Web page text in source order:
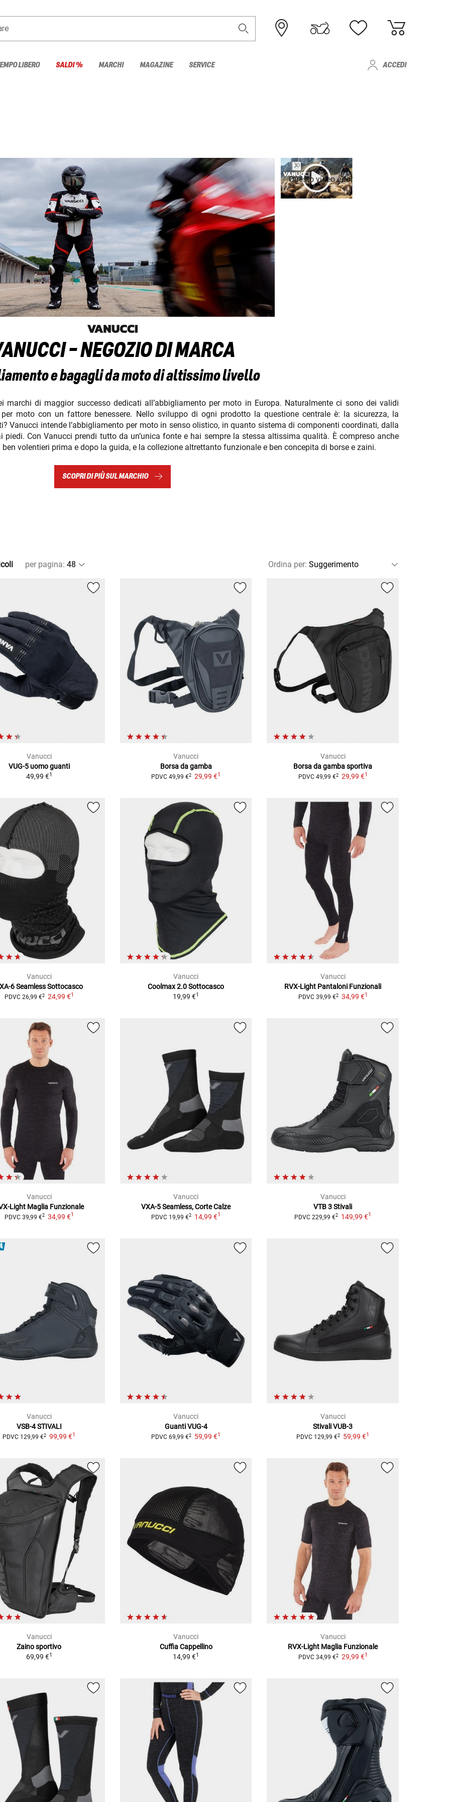
LIBERO SALDI % MARCHI MAGAZINE SERVICE ACCEDI
Questo video è fornito da Youtube. Per
- NEGOZIO DI MARCA
e bagagli da moto di altissimo livello
di maggior successo dedicati all’abbigliamento per moto in Europa. Naturalmente ci sono dei validi
moto con un fattore benessere. Nello sviluppo di ogni prodotto la questione centrale è: la sicurezza, la
Vanucci intende l’abbigliamento per moto in senso olistico, in quanto sistema di componenti coordinati, dalla
Con Vanucci prendi tutto da un’unica fonte e hai sempre la stessa altissima qualità. È compreso anche
volentieri prima e dopo la guida, e la collezione altrettanto funzionale e ben concepita di borse e zaini.
SCOPRI DI PIÙ SUL MARCHIO
per pagina: Ordina per:
Vanucci
VUG-5 uomo guanti
49,99 €1
Vanucci
Borsa da gamba
PDVC 49,99 €2 29,99 €1
Vanucci
Borsa da gamba sportiva
PDVC 49,99 €2 29,99 €1
Vanucci
6 Seamless Sottocasco
PDVC 26,99 €2 24,99 €1
Vanucci
Coolmax 2.0 Sottocasco
19,99 €1
Vanucci
RVX-Light Pantaloni Funzionali
PDVC 39,99 €2 34,99 €1
Vanucci
Light Maglia Funzionale
PDVC 39,99 €2 34,99 €1
Vanucci
VXA-5 Seamless, CorteCalze
PDVC 19,99 €2 14,99 €1
Vanucci
VTB 3 Stivali
PDVC 229,99 €2 149,99 €1
Vanucci
VSB-4 STIVALI
PDVC 129,99 €2 99,99 €1
Vanucci
Guanti VUG-4
PDVC 69,99 €2 59,99 €1
Vanucci
Stivali VUB-3
PDVC 129,99 €2 59,99 €1
Vanucci
Zaino sportivo
69,99 €1
Vanucci
Cuffia Cappellino
14,99 €1
Vanucci
RVX-Light Maglia Funzionale
PDVC 34,99 €2 29,99 €1